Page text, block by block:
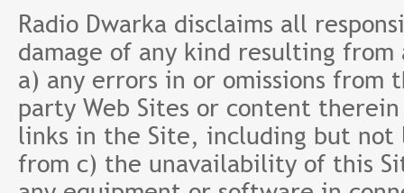
Radio Dwarka disclaims all
damage of any kind resulting
a) any errors in or omissions
party Web Sites or content
links in the Site, including but
from c) the unavailability of this